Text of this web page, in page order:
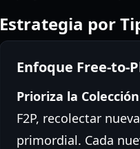
Estrategia por
Enfoque Free-to-
Prioriza la
F2P, recolectar
primordial. Cada